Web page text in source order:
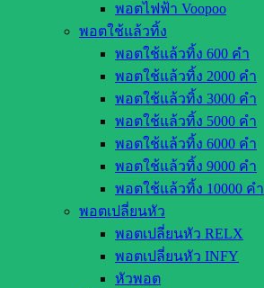
พอตไฟฟ้า Voopoo
พอตใช้แล้วทิ้ง
พอตใช้แล้วทิ้ง 600 คำ
พอตใช้แล้วทิ้ง 2000 คำ
พอตใช้แล้วทิ้ง 3000 คำ
พอตใช้แล้วทิ้ง 5000 คำ
พอตใช้แล้วทิ้ง 6000 คำ
พอตใช้แล้วทิ้ง 9000 คำ
พอตใช้แล้วทิ้ง 10000 คำ
พอตเปลี่ยนหัว
พอตเปลี่ยนหัว RELX
พอตเปลี่ยนหัว INFY
หัวพอต